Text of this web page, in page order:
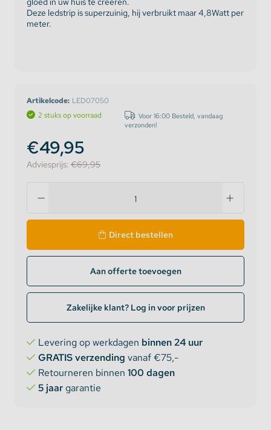
Deze ledstrip is superzuinig, hij verbruikt maar 4,8Watt per
meter.
Artikelcode: LED07050
2 stuks op voorraad
Voor 16:00 Besteld, vandaag
verzonden!
€49,95
Adviesprijs: €69,95
Direct bestellen
Aan offerte toevoegen
Zakelijke klant? Log in voor prijzen
Levering op werkdagen binnen 24 uur
GRATIS verzending vanaf €75,-
Retourneren binnen 100 dagen
5 jaargarantie